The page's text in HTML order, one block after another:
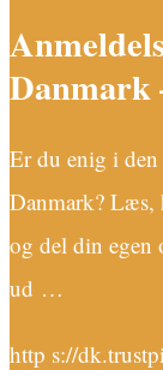
Danmark
Er du enig i den
Danmark? Læs,
og del din egen
ud …
http s://